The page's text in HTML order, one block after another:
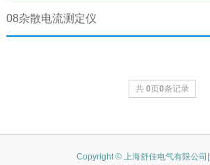
08杂散电流测定仪
共0页0条记录
Copyright © 上海舒佳电气有限公司